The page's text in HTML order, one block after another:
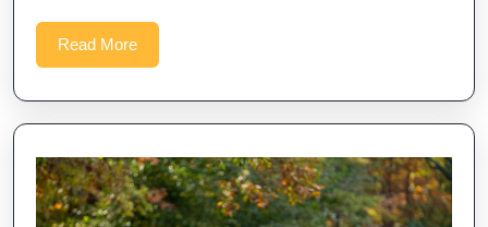
Read MoreRead
More